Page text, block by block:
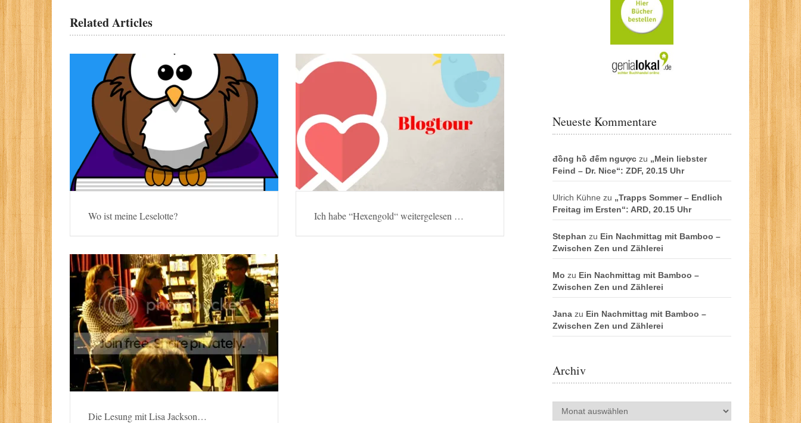
Related Articles
Wo ist meine Leselotte? Ich habe “Hexengold“ weitergelesen …
Die Lesung mit Lisa Jackson…
Neueste Kommentare
đồng hồ đếm ngược zu „Mein liebster
Feind – Dr. Nice“: ZDF, 20.15 Uhr
Ulrich Kühne zu „Trapps Sommer – Endlich
Freitag im Ersten“: ARD, 20.15 Uhr
Stephan zu Ein Nachmittag mit Bamboo –
Zwischen Zen und Zählerei
Mo zu Ein Nachmittag mit Bamboo –
Zwischen Zen und Zählerei
Jana zu Ein Nachmittag mit Bamboo –
Zwischen Zen und Zählerei
Archiv
Archiv